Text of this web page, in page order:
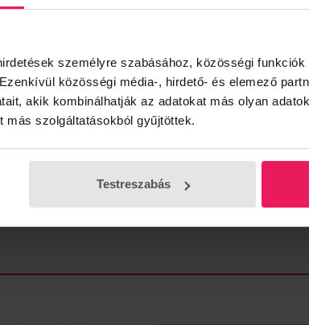
személyre szabásához, közösségi
közösségi média-, hirdető- és elemező
akik kombinálhatják az adatokat más olyan
szolgáltatásokból gyűjtöttek.
Testreszabás